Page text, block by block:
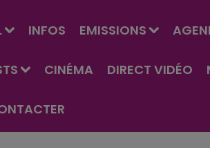
INFOS EMISSIONS
CINÉMA DIRECT VIDÉO